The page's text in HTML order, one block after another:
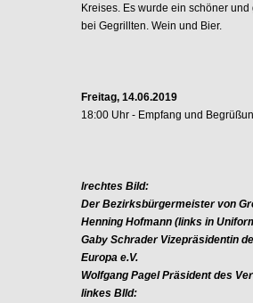
Kreises. Es wurde ein schöner und
bei Gegrillten. Wein und Bier.
Freitag, 14.06.2019
18:00 Uhr - Empfang und
lrechtes Bild:
Der Bezirksbürgermeister von
Henning Hofmann (links in
Gaby Schrader Vizepräsidentin
Europa e.V.
Wolfgang Pagel Präsident des
linkes BIld: